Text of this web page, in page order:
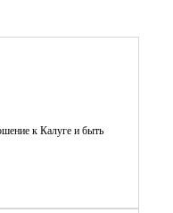
к Калуге и быть